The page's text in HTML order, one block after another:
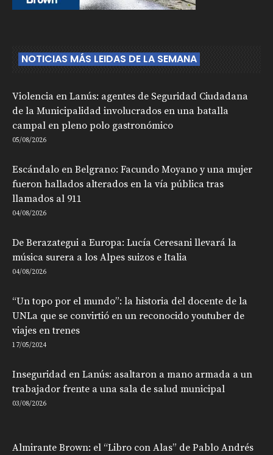
NOTICIAS MÁS LEIDAS DE LA SEMANA
Violencia en Lanús: agentes de Seguridad Ciudadana
de la Municipalidad involucrados en una batalla
campal en pleno polo gastronómico
05/08/2026
Escándalo en Belgrano: Facundo Moyano y una mujer
fueron hallados alterados en la vía pública tras
llamados al 911
04/08/2026
De Berazategui a Europa: Lucía Ceresani llevará la
música surera a los Alpes suizos e Italia
04/08/2026
“Un topo por el mundo”: la historia del docente de la
UNLa que se convirtió en un reconocido youtuber de
viajes en trenes
17/05/2024
Inseguridad en Lanús: asaltaron a mano armada a un
trabajador frente a una sala de salud municipal
03/08/2026
Almirante Brown: el “Libro con Alas” de Pablo Andrés